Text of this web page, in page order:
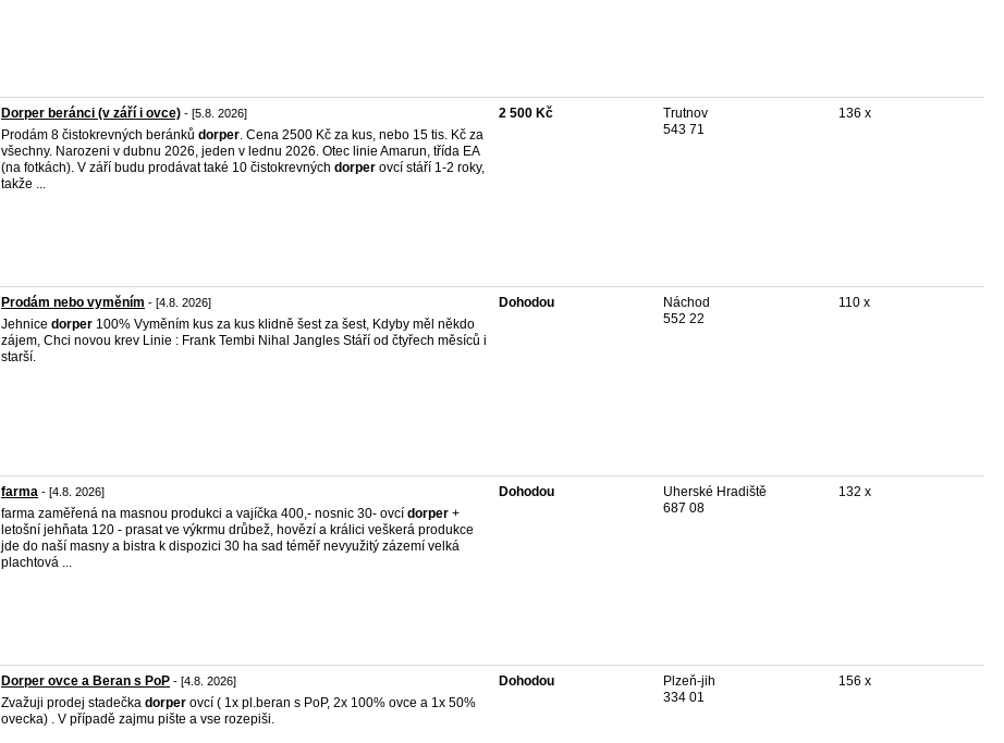
Dorper beránci (v září i ovce) - [5.8. 2026]
Prodám 8 čistokrevných beránků dorper. Cena 2500 Kč za kus, nebo 15 tis. Kč za
všechny. Narozeni v dubnu 2026, jeden v lednu 2026. Otec linie Amarun, třída EA
(na fotkách). V září budu prodávat také 10 čistokrevných dorper ovcí stáří 1-2 roky,
takže ...
2 500 Kč
Trutnov
543 71
136 x
Prodám nebo vyměním - [4.8. 2026]
Jehnice dorper 100% Vyměním kus za kus klidně šest za šest, Kdyby měl někdo
zájem, Chci novou krev Linie : Frank Tembi Nihal Jangles Stáří od čtyřech měsíců i
starší.
Dohodou
Náchod
552 22
110 x
farma - [4.8. 2026]
farma zaměřená na masnou produkci a vajíčka 400,- nosnic 30- ovcí dorper +
letošní jehňata 120 - prasat ve výkrmu drůbež, hovězí a králici veškerá produkce
jde do naší masny a bistra k dispozici 30 ha sad téměř nevyužitý zázemí velká
plachtová ...
Dohodou
Uherské Hradiště
687 08
132 x
Dorper ovce a Beran s PoP - [4.8. 2026]
Zvažuji prodej stadečka dorper ovcí ( 1x pl.beran s PoP, 2x 100% ovce a 1x 50%
ovecka) . V případě zajmu pište a vse rozepiši.
Dohodou
Plzeň-jih
334 01
156 x